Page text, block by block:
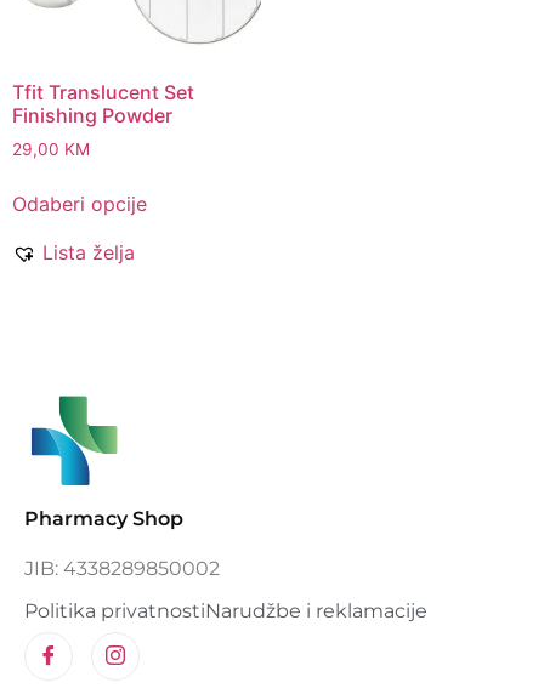
Tfit Translucent Set
Finishing Powder
29,00 KM
Odaberi opcije
Lista želja
Pharmacy Shop
JIB: 4338289850002
Politika privatnostiNarudžbe i reklamacije